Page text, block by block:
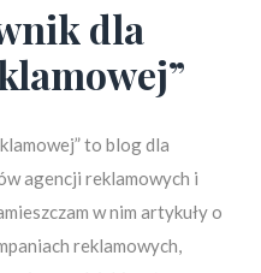
dla
to blog dla
agencji reklamowych i
w nim artykuły o
reklamowych,